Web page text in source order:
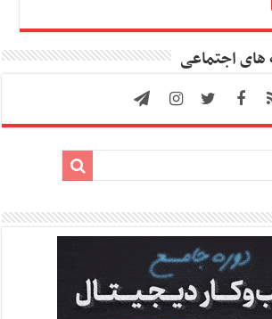
اجتماعی